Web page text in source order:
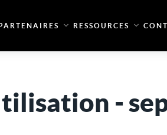
RESSOURCES
-